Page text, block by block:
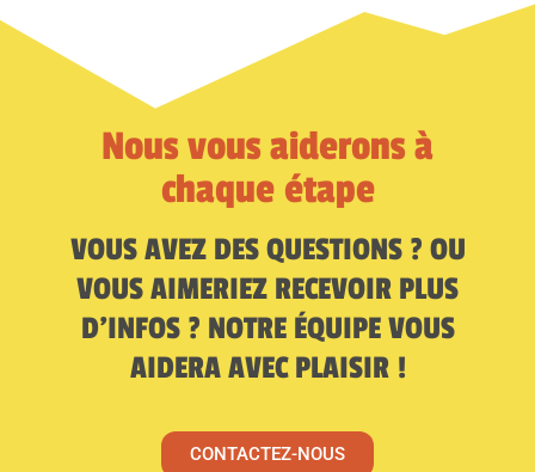
Nous vous aiderons à
chaque étape
VOUS AVEZ DES QUESTIONS ? OU
VOUS AIMERIEZ RECEVOIR PLUS
D’INFOS ? NOTRE ÉQUIPE VOUS
AIDERA AVEC PLAISIR !
CONTACTEZ-NOUS